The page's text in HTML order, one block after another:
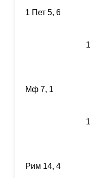
1 Пет 5, 6
Мф 7, 1
Рим 14, 4